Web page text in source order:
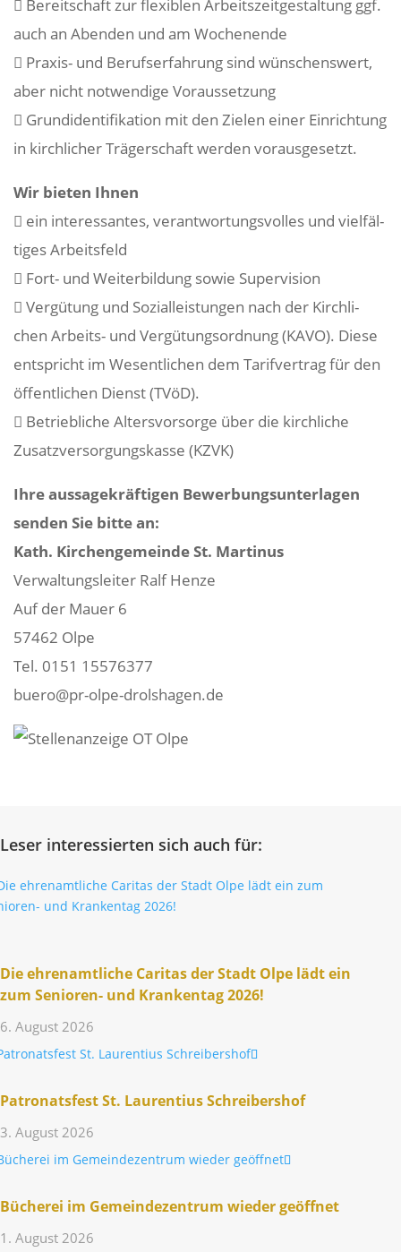
 Bereit­schaft zur flexi­blen Arbeits­zeit­ge­stal­tung ggf.
auch an Abenden und am Wochenende
 Praxis- und Berufs­er­fah­rung sind wünschens­wert,
aber nicht notwen­dige Voraussetzung
 Grund­iden­ti­fi­ka­tion mit den Zielen einer Einrich­tung
in kirch­li­cher Träger­schaft werden vorausgesetzt.
Wir bieten Ihnen
 ein inter­es­santes, verant­wor­tungs­volles und viel­fäl­
tiges Arbeitsfeld
 Fort- und Weiter­bil­dung sowie Supervision
 Vergü­tung und Sozi­al­leis­tungen nach der Kirch­li­
chen Arbeits- und Vergü­tungs­ord­nung (KAVO). Diese
entspricht im Wesent­li­chen dem Tarif­ver­trag für den
öffent­li­chen Dienst (TVöD).
 Betrieb­liche Alters­vor­sorge über die kirch­liche
Zusatz­ver­sor­gungs­kasse (KZVK)
Ihre aussa­ge­kräf­tigen Bewer­bungs­un­ter­lagen
senden Sie bitte an:
Kath. Kirchen­ge­meinde St. Martinus
Verwal­tungs­leiter Ralf Henze
Auf der Mauer 6
57462 Olpe
Tel. 0151 15576377
buero@pr-olpe-drolshagen.de
Leser interessierten sich auch für:
Die ehren­amt­liche Caritas der Stadt Olpe lädt ein
zum Senioren- und Kran­kentag 2026!
6. August 2026
Patro­nats­fest St. Lauren­tius Schreibershof
3. August 2026
Bücherei im Gemein­de­zen­trum wieder geöffnet
1. August 2026